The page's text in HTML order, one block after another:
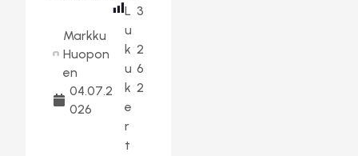
Markku
Huopon
en
04.07.2
026
L
u
k
u
k
e
r
t
3
2
6
2